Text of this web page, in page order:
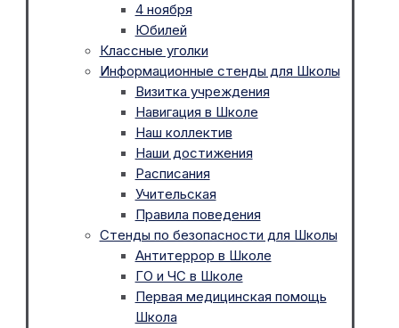
4 ноября
Юбилей
Классные уголки
Информационные стенды для Школы
Визитка учреждения
Навигация в Школе
Наш коллектив
Наши достижения
Расписания
Учительская
Правила поведения
Стенды по безопасности для Школы
Антитеррор в Школе
ГО и ЧС в Школе
Первая медицинская помощь
Школа